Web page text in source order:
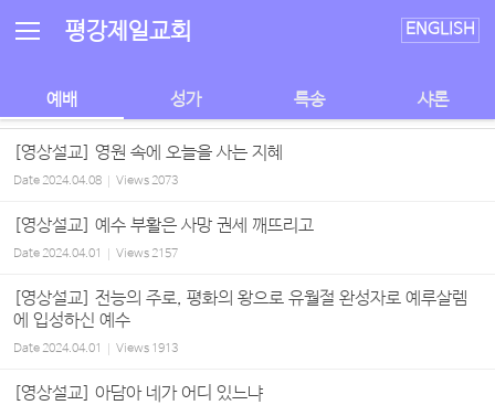
평강제일교회 ENGLISH
예배 성가 특송 샤론
[영상설교] 영원 속에 오늘을 사는 지혜
Date2024.04.08 Views2073
[영상설교] 예수 부활은 사망 권세 깨뜨리고
Date2024.04.01 Views2157
[영상설교] 전능의 주로, 평화의 왕으로 유월절 완성자로 예루살렘
에 입성하신 예수
Date2024.04.01 Views 1913
[영상설교] 아담아 네가 어디 있느냐